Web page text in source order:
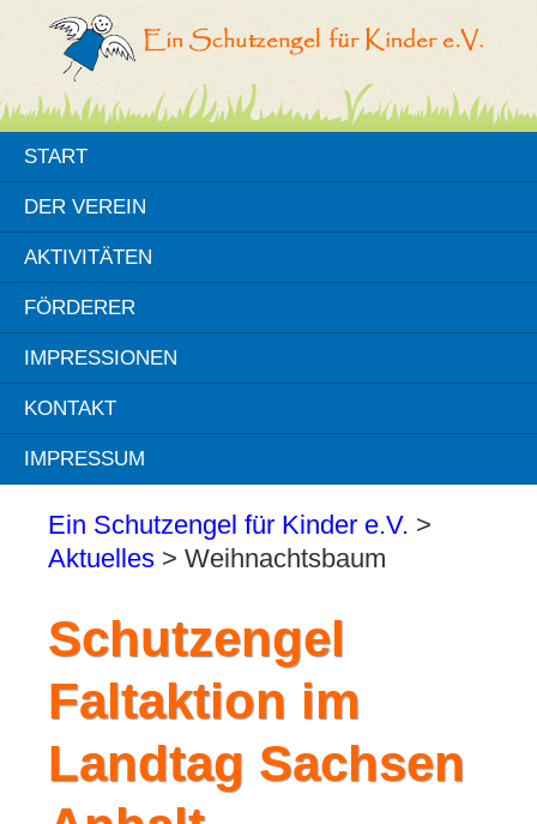
START
DER VEREIN
AKTIVITÄTEN
FÖRDERER
IMPRESSIONEN
KONTAKT
IMPRESSUM
Ein Schutzengel für Kinder e.V. >
Aktuelles > Weihnachtsbaum
Schutzengel
Faltaktion im
Landtag Sachsen